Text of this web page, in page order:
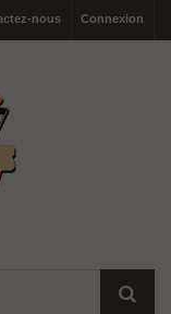
Connexion
nous